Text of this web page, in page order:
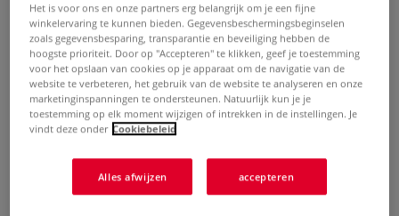
Het is voor ons en onze partners erg belangrijk om je een fijne
winkelervaring te kunnen bieden. Gegevensbeschermingsbeginselen
zoals gegevensbesparing, transparantie en beveiliging hebben de
hoogste prioriteit. Door op "Accepteren" te klikken, geef je toestemming
voor het opslaan van cookies op je apparaat om de navigatie van de
website te verbeteren, het gebruik van de website te analyseren en onze
marketinginspanningen te ondersteunen. Natuurlijk kun je je
toestemming op elk moment wijzigen of intrekken in de instellingen. Je
vindt deze onder Cookiebeleid
Alles afwijzen accepteren